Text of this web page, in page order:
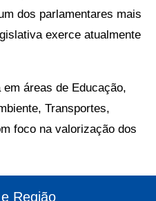
dos parlamentares mais
exerce atualmente
áreas de Educação,
Transportes,
foco na valorização dos
Região